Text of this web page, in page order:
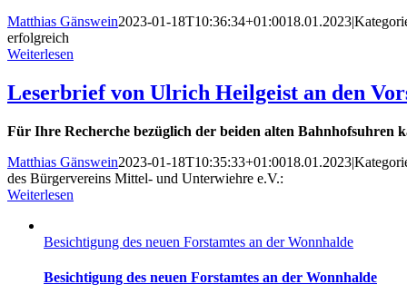
Matthias Gänswein2023-01-18T10:36:34+01:0018.01.2023|
erfolgreich
Weiterlesen
Leserbrief von Ulrich Heilgeist an den
Für Ihre Recherche bezüglich der beiden alten Bahnhofsuhren
Matthias Gänswein2023-01-18T10:35:33+01:0018.01.2023|
des Bürgervereins Mittel- und Unterwiehre e.V.:
Weiterlesen
Besichtigung des neuen Forstamtes an der Wonnhalde
Besichtigung des neuen Forstamtes an der Wonnhalde